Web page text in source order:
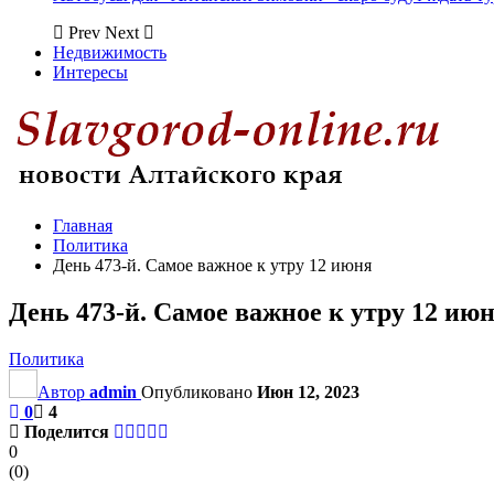
Prev Next
Недвижимость
Интересы
Главная
Политика
День 473-й. Самое важное к утру 12 июня
День 473-й. Самое важное к утру 12
Политика
Автор admin Опубликовано Июн 12, 2023
0
4
Поделится
0
(0)